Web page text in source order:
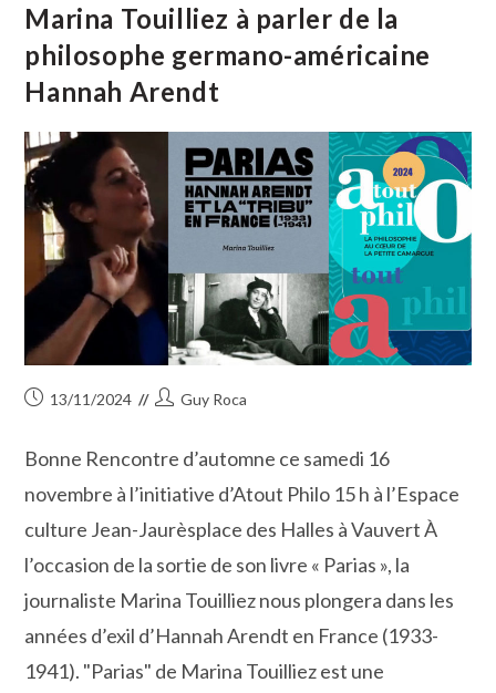
Sanaa
Et
Susanna,
Le
Matériel
Et
Marina Touilliez à parler de la
philosophe germano-américaine
Hannah Arendt
Publication
13/11/2024
Auteur/autrice
publication :
Guy Roca
Bonne Rencontre d’automne ce samedi 16
novembre à l’initiative d’Atout Philo 15 h à l’Espace
culture Jean-Jaurèsplace des Halles à Vauvert À
l’occasion de la sortie de son livre « Parias », la
journaliste Marina Touilliez nous plongera dans les
années d’exil d’Hannah Arendt en France (1933-
1941). "Parias" de Marina Touilliez est une